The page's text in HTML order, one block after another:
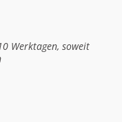
Werktagen, soweit